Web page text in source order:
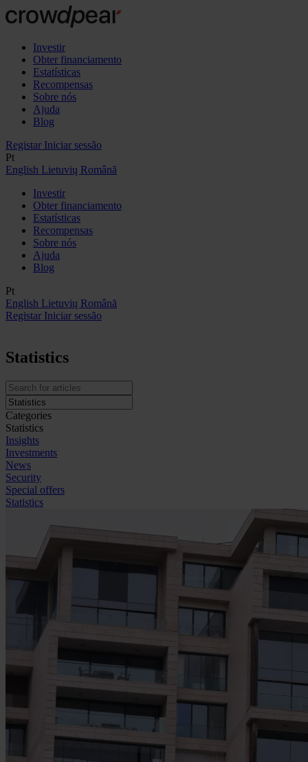
Investir
Obter financiamento
Estatísticas
Recompensas
Sobre nós
Ajuda
Blog
Registar Iniciar sessão
Pt
English Lietuvių Română
Investir
Obter financiamento
Estatísticas
Recompensas
Sobre nós
Ajuda
Blog
Pt
English Lietuvių Română
Registar Iniciar sessão
Statistics
Categories
Statistics
Insights
Investments
News
Security
Special offers
Statistics